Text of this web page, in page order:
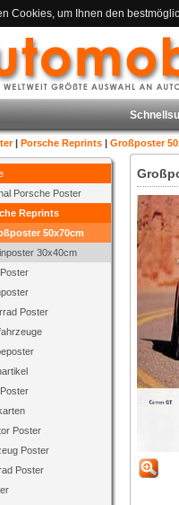
Cookies, um Ihnen den
| Porsche Reprints | Großposter
Porsche Poster
Reprints
50x70cm
30x40cm
Poster
Poster
Poster
Poster